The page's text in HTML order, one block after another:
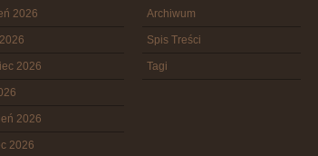
2026
2026
2026
2026
Archiwum
Spis Treści
Tagi